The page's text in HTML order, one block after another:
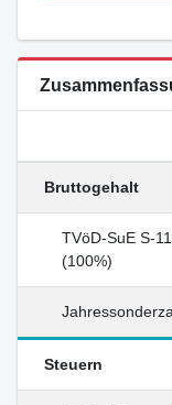
Bruttogehalt
TVöD-SuE S-
(100%)
Steuern